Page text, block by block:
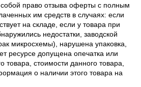
собой право отзыва оферты с полным
им средств в случаях: если
на складе, если у товара при
недостатки, заводской
микросхемы), нарушена упаковка,
ресурсе допущена опечатка или
товара, стоимости данного товара,
о наличии этого товара на